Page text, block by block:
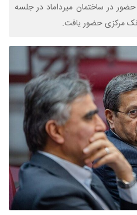
در ساختمان میرداماد در جلسه
مرکزی حضور یافت.